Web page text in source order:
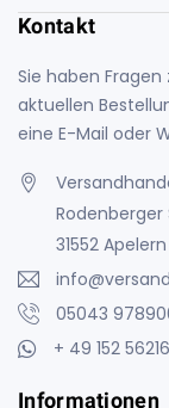
Kontakt
Sie haben
aktuellen
eine E-Mail oder
Rodenberger
31552 Apelern
05043
+ 49 152
Informationen